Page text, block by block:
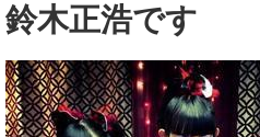
鈴木正浩です